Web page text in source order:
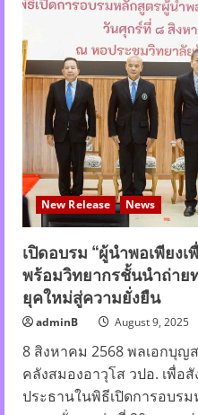
New Release News
เปิดอบรม “ผู้นำพอเพียง
พร้อมวิทยากรชั้นนำถ่าย
ยุคใหม่สู่ความยั่งยืน
adminB August 9, 2025
8 สิงหาคม​ 2568​ พลเอกบุญ
คลังสมอง​อาวุโส​ วปอ.​ เพื่อ​
ประธานในพิธี​เปิดการอบร